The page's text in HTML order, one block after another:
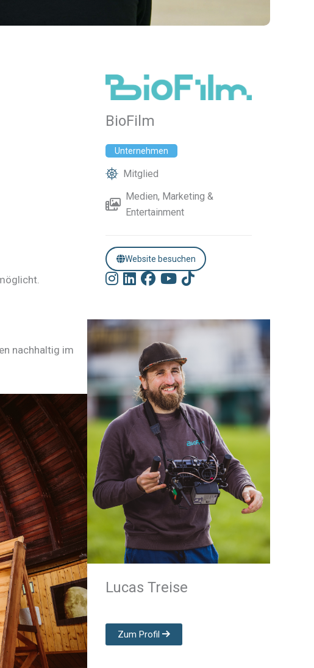
nachhaltig im
BioFilm
Unternehmen
Mitglied
Medien, Marketing &
Entertainment
Website besuchen
Lucas Treise
Zum Profil